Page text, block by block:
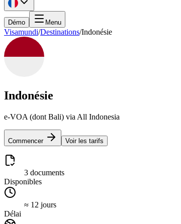
Démo Menu
Visamundi/Destinations/Indonésie
Indonésie
e-VOA (dont Bali) via All Indonesia
Commencer Voir les tarifs
3 documents
Disponibles
≈ 12 jours
Délai